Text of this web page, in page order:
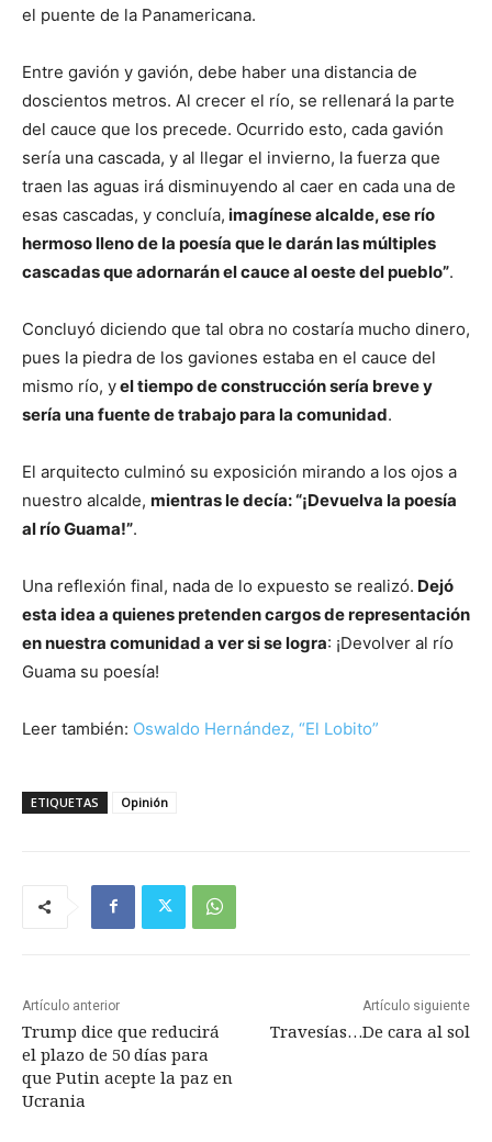
el puente de la Panamericana.
Entre gavión y gavión, debe haber una distancia de
doscientos metros. Al crecer el río, se rellenará la parte
del cauce que los precede. Ocurrido esto, cada gavión
sería una cascada, y al llegar el invierno, la fuerza que
traen las aguas irá disminuyendo al caer en cada una de
esas cascadas, y concluía, imagínese alcalde, ese río
hermoso lleno de la poesía que le darán las múltiples
cascadas que adornarán el cauce al oeste del pueblo”.
Concluyó diciendo que tal obra no costaría mucho dinero,
pues la piedra de los gaviones estaba en el cauce del
mismo río, yel tiempo de construcción sería breve y
sería una fuente de trabajo para la comunidad.
El arquitecto culminó su exposición mirando a los ojos a
nuestro alcalde, mientras le decía: “¡Devuelva la poesía
al río Guama!”.
Una reflexión final, nada de lo expuesto se realizó. Dejó
esta idea a quienes pretenden cargos de representación
en nuestra comunidad a ver si se logra: ¡Devolver al río
Guama su poesía!
Leer también: Oswaldo Hernández, “El Lobito”
ETIQUETAS Opinión
Artículo anterior
Trump dice que reducirá
el plazo de 50 días para
que Putin acepte la paz en
Ucrania
Artículo siguiente
Travesías…De cara al sol